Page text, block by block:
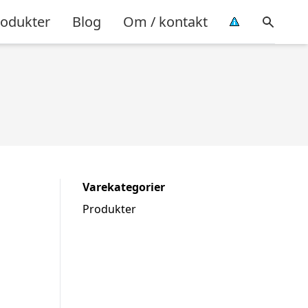
Blog Om / kontakt
Varekategorier
Produkter